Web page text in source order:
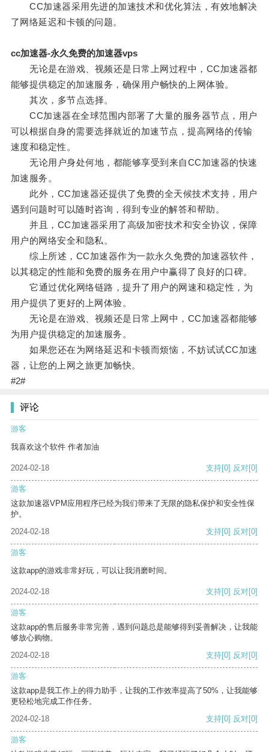
CC加速器采用先进的加速技术和优化算法，有效地解决
了网络延迟和卡顿的问题。
cc加速器-永久免费的加速器vps
无论是在游戏、视频还是日常上网过程中，CC加速器都
能够提供稳定的加速服务，确保用户畅快的上网体验。
其次，多节点选择。
CC加速器在全球范围内部署了大量的服务器节点，用户
可以根据自身的需要选择就近的加速节点，提高网络的传输
速度和稳定性。
无论用户身处何地，都能够享受到来自CC加速器的快速
加速服务。
此外，CC加速器还提供了免费的全天候技术支持，用户
遇到问题时可以随时咨询，得到专业的解答和帮助。
并且，CC加速器采用了高级加密技术和安全协议，保障
用户的网络安全和隐私。
综上所述，CC加速器作为一款永久免费的加速器软件，
以其稳定的性能和免费的服务在用户中赢得了良好的口碑。
它通过优化网络链路，提升了用户的网速和稳定性，为
用户提供了更好的上网体验。
无论是在游戏、视频还是日常上网中，CC加速器都能够
为用户提供稳定的加速服务。
如果您还在为网络延迟和卡顿而烦恼，不妨试试CC加速
器，让您的上网之旅更加畅快。
#2#
评论
游客
我喜欢这个软件 作者加油
2024-02-18 支持[0] 反对[0]
游客
这款加速器VPM应用程序已经为我们带来了无限的隐私保护和安全性保
护。
2024-02-18
支持[0] 反对[0]
游客
这款app的游戏非常好玩，可以让我消磨时间。
2024-02-18 支持[0] 反对[0]
游客
这款app的售后服务非常完善，遇到问题总是能够得到妥善解决，让我能
够放心购物。
2024-02-18
支持[0] 反对[0]
游客
这款app是我工作上的得力助手，让我的工作效率提高了50%，让我能够
更轻松地完成工作任务。
2024-02-18
支持[0] 反对[0]
游客